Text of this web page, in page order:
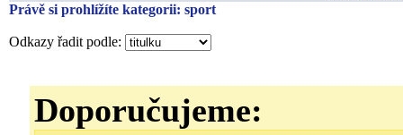
Právě si prohlížíte kategorii: sport
Odkazy řadit podle:
Doporučujeme: